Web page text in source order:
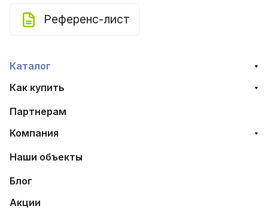
Референс-лист
Каталог
Как купить
Партнерам
Компания
Наши объекты
Блог
Акции